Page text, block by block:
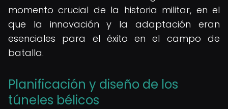
momento crucial de la historia militar, en el
que la innovación y la adaptación eran
esenciales para el éxito en el campo de
batalla.
Planificación y diseño de los
túneles bélicos